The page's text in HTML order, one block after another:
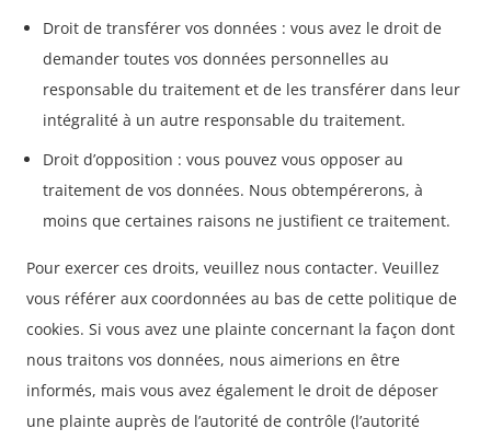
Droit de transférer vos données : vous avez le droit de
demander toutes vos données personnelles au
responsable du traitement et de les transférer dans leur
intégralité à un autre responsable du traitement.
Droit d’opposition : vous pouvez vous opposer au
traitement de vos données. Nous obtempérerons, à
moins que certaines raisons ne justifient ce traitement.
Pour exercer ces droits, veuillez nous contacter. Veuillez
vous référer aux coordonnées au bas de cette politique de
cookies. Si vous avez une plainte concernant la façon dont
nous traitons vos données, nous aimerions en être
informés, mais vous avez également le droit de déposer
une plainte auprès de l’autorité de contrôle (l’autorité